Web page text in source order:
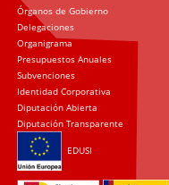
Órganos de Gobierno
Delegaciones
Organigrama
Presupuestos Anuales
Subvenciones
Identidad Corporativa
Diputación Abierta
Diputación Transparente
EDUSI